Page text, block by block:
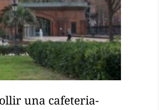
una cafeteria-